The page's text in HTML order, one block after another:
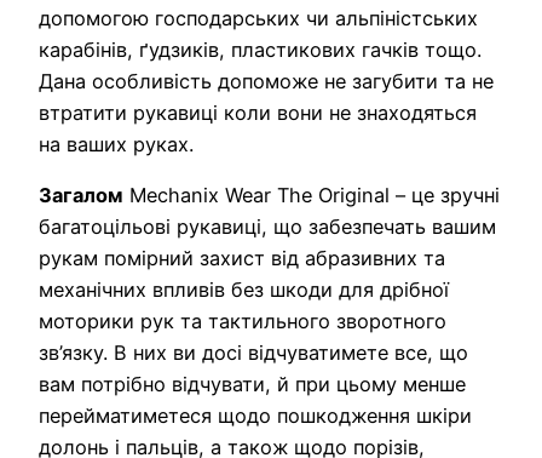
допомогою господарських чи альпіністських
карабінів, ґудзиків, пластикових гачків тощо.
Дана особливість допоможе не загубити та не
втратити рукавиці коли вони не знаходяться
на ваших руках.
Загалом Mechanix Wear The Original – це зручні
багатоцільові рукавиці, що забезпечать вашим
рукам помірний захист від абразивних та
механічних впливів без шкоди для дрібної
моторики рук та тактильного зворотного
зв’язку. В них ви досі відчуватимете все, що
вам потрібно відчувати, й при цьому менше
перейматиметеся щодо пошкодження шкіри
долонь і пальців, а також щодо порізів,